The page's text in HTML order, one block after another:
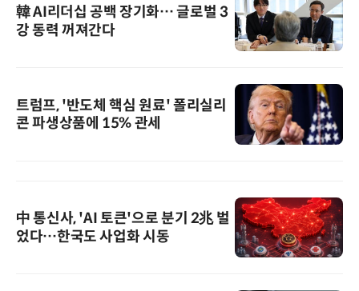
韓 AI리더십 공백 장기화… 글로벌 3
강 동력 꺼져간다
트럼프, '반도체 핵심 원료' 폴리실리
콘 파생상품에 15% 관세
中 통신사, 'AI 토큰'으로 분기 2兆 벌
었다…한국도 사업화 시동